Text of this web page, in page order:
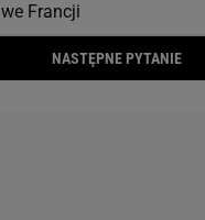
Francji
NASTĘPNE PYTANIE